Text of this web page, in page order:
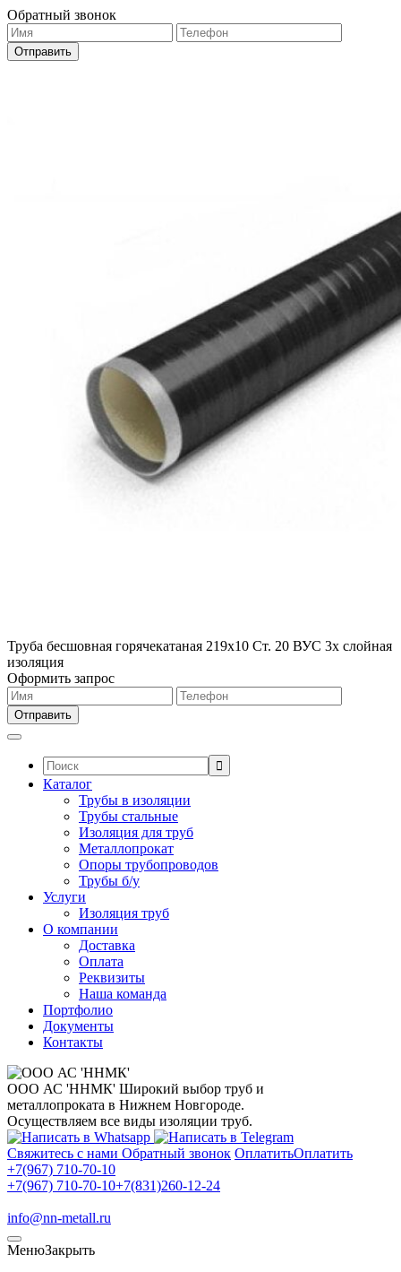
Обратный звонок
Труба бесшовная горячекатаная 219х10 Ст. 20 ВУС 3х слойная
изоляция
Оформить запрос
Поиск:
Каталог
Трубы в изоляции
Трубы стальные
Изоляция для труб
Металлопрокат
Опоры трубопроводов
Трубы б/у
Услуги
Изоляция труб
О компании
Доставка
Оплата
Реквизиты
Наша команда
Портфолио
Документы
Контакты
ООО АС 'ННМК' Широкий выбор труб и
металлопроката в Нижнем Новгороде.
Осуществляем все виды изоляции труб.
Свяжитесь с нами Обратный звонок ОплатитьОплатить
+7(967) 710-70-10
+7(967) 710-70-10+7(831)260-12-24
info@nn-metall.ru
МенюЗакрыть